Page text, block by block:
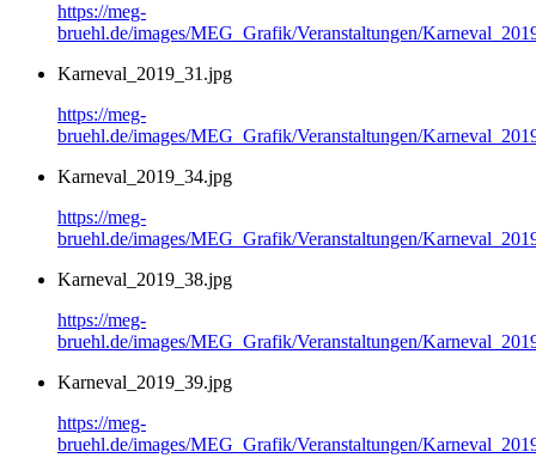
https://meg-
bruehl.de/images/MEG_Grafik/Veranstaltungen/
Karneval_2019_31.jpg
https://meg-
bruehl.de/images/MEG_Grafik/Veranstaltungen/
Karneval_2019_34.jpg
https://meg-
bruehl.de/images/MEG_Grafik/Veranstaltungen/
Karneval_2019_38.jpg
https://meg-
bruehl.de/images/MEG_Grafik/Veranstaltungen/
Karneval_2019_39.jpg
https://meg-
bruehl.de/images/MEG_Grafik/Veranstaltungen/